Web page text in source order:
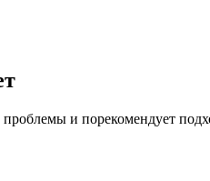
и порекомендует